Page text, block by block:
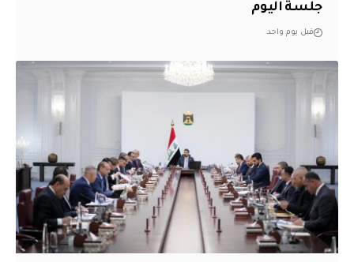
جلسة اليوم
قبل يوم واحد